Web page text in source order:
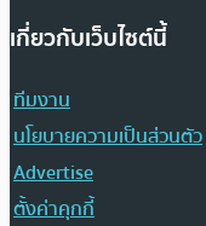
เกี่ยวกับเว็บไซต์นี้
ทีมงาน
นโยบายความเป็นส่วนตัว
Advertise
ตั้งค่าคุกกี้